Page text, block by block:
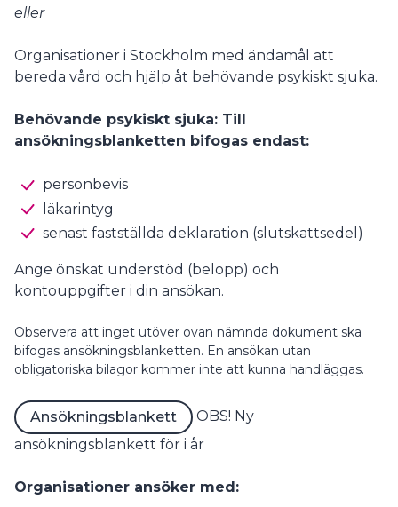
eller
Organisationer i Stockholm med ändamål att
bereda vård och hjälp åt behövande psykiskt sjuka.
Behövande psykiskt sjuka: Till
ansökningsblanketten bifogas endast:
personbevis
läkarintyg
senast fastställda deklaration (slutskattsedel)
Ange önskat understöd (belopp) och
kontouppgifter i din ansökan.
Observera att inget utöver ovan nämnda dokument ska
bifogas ansökningsblanketten. En ansökan utan
obligatoriska bilagor kommer inte att kunna handläggas.
Ansökningsblankett
OBS! Ny
ansökningsblankett för i år
Organisationer ansöker med: